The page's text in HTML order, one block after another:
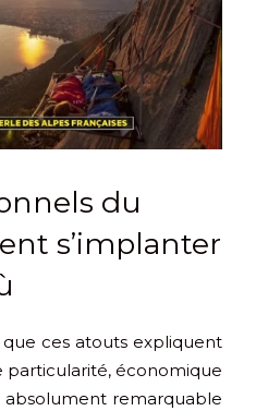
du
s’implanter
ces atouts expliquent
particularité, économique
absolument remarquable